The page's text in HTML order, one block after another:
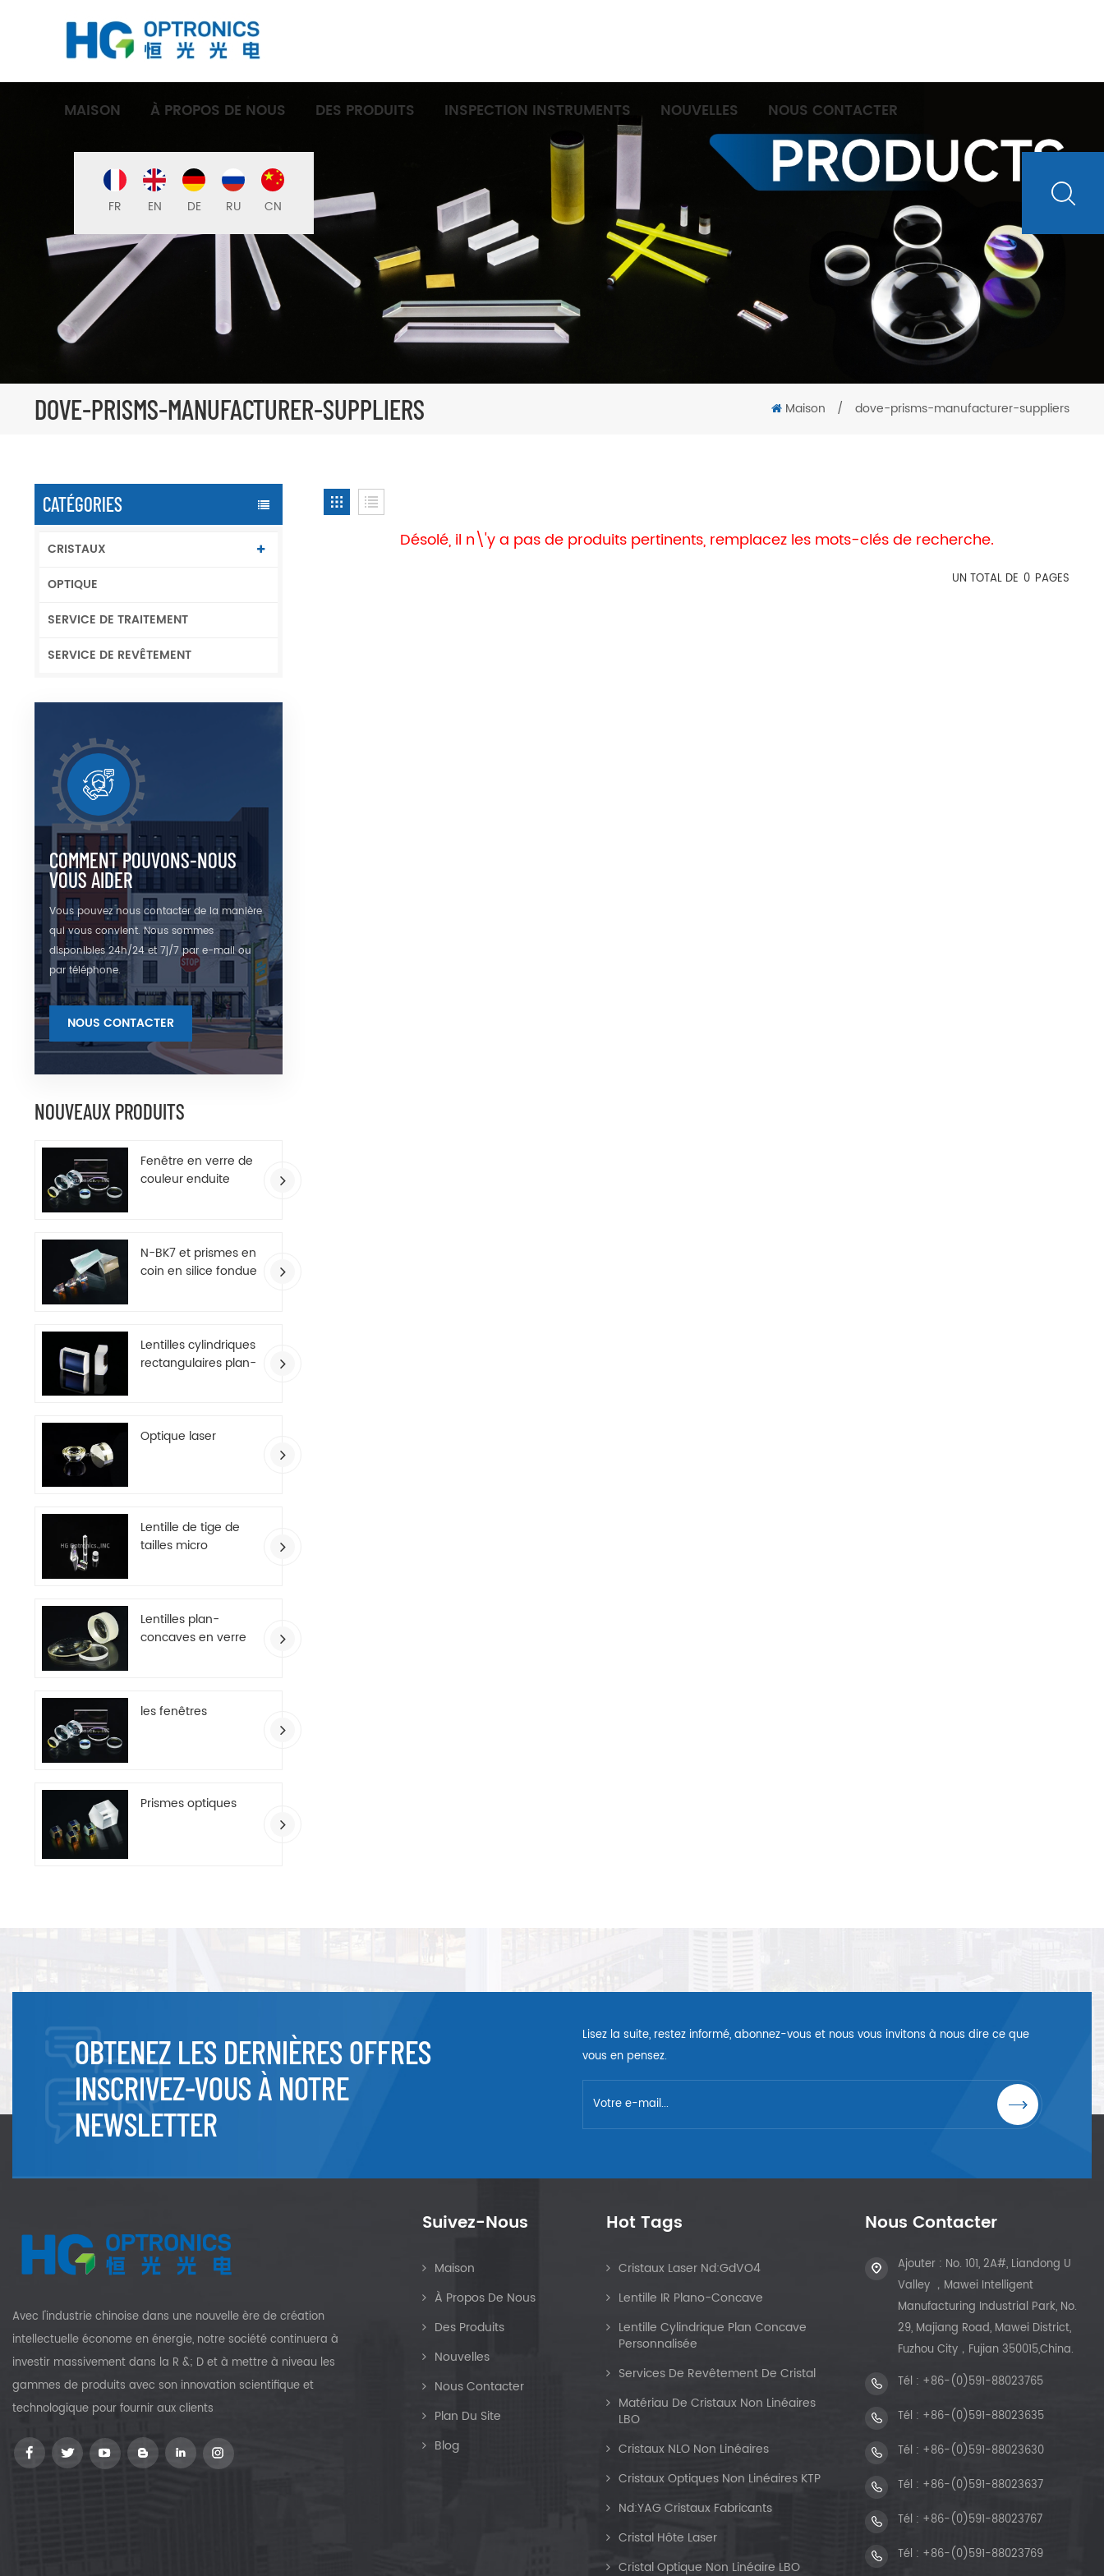
MAISON À PROPOS DE NOUS DES PRODUITS INSPECTION INSTRUMENTS NOUVELLES NOUS CONTACTER
FR EN DE RU CN
DOVE-PRISMS-MANUFACTURER-SUPPLIERS Maison / dove-prisms-manufacturer-suppliers
CATÉGORIES
CRISTAUX
OPTIQUE
SERVICE DE TRAITEMENT
SERVICE DE REVÊTEMENT
COMMENT POUVONS-NOUS
VOUS AIDER
Vous pouvez nous contacter de la manière
qui vous convient. Nous sommes
disponibles 24h/24 et 7j/7 par e-mail ou
par téléphone.
NOUS CONTACTER
NOUVEAUX PRODUITS
Fenêtre en verre de
couleur enduite
N-BK7 et prismes en
coin en silice fondue
Lentilles cylindriques
rectangulaires plan-
Optique laser
Lentille de tige de
tailles micro
Lentilles plan-
concaves en verre
les fenêtres
Prismes optiques
Désolé, il n\'y a pas de produits pertinents, remplacez les mots-clés de recherche.
UN TOTAL DE 0 PAGES
OBTENEZ LES DERNIÈRES OFFRES
INSCRIVEZ-VOUS À NOTRE
NEWSLETTER
Lisez la suite, restez informé, abonnez-vous et nous vous invitons à nous dire ce que
vous en pensez.
Avec l'industrie chinoise dans une nouvelle ère de création
intellectuelle économe en énergie, notre société continuera à
investir massivement dans la R &; D et à mettre à niveau les
gammes de produits avec son innovation scientifique et
technologique pour fournir aux clients
Suivez-Nous
Maison
À Propos De Nous
Des Produits
Nouvelles
Nous Contacter
Plan Du Site
Blog
Hot Tags
Cristaux Laser Nd:GdVO4
Lentille IR Plano-Concave
Lentille Cylindrique Plan Concave
Personnalisée
Services De Revêtement De Cristal
Matériau De Cristaux Non Linéaires
LBO
Cristaux NLO Non Linéaires
Cristaux Optiques Non Linéaires KTP
Nd:YAG Cristaux Fabricants
Cristal Hôte Laser
Cristal Optique Non Linéaire LBO
Nous Contacter
Ajouter : No. 101, 2A#, Liandong U
Valley ，Mawei Intelligent
Manufacturing Industrial Park, No.
29, Majiang Road, Mawei District,
Fuzhou City，Fujian 350015,China.
Tél : +86-(0)591-88023765
Tél : +86-(0)591-88023635
Tél : +86-(0)591-88023630
Tél : +86-(0)591-88023637
Tél : +86-(0)591-88023767
Tél : +86-(0)591-88023769